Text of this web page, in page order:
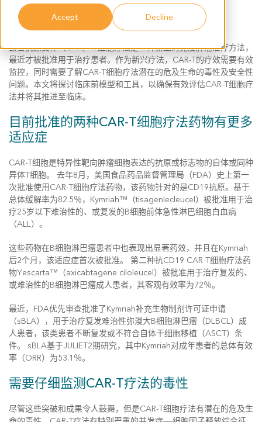
Accept Decline
嵌合抗原受体（CAR）-T细胞疗法是一种新型的免疫肿瘤治疗方法，
最近才被批准用于治疗患者。作为新兴疗法，CAR-T的疗效需要有效
监控，同时需要了解CAR-T细胞疗法潜在的危及生命的毒性及安全性
问题。本文将探讨临床前模型和工具，以确保有效评估CAR-T细胞疗
法并将其推进至临床。
目前批准的两种CAR-T细胞疗法药物有更多
适应症
CAR-T细胞是特异性靶向肿瘤细胞表达的抗原或标志物的自体或同种
异体T细胞。 去年8月，美国食品药品监督管理局（FDA）史上第一
次批准使用CAR-T细胞疗法药物，该药物针对的是CD19抗原。基于
总体缓解率为82.5％，Kymriah™（tisagenlecleucel）被批准用于治
疗25岁以下难治性的、或复发的B细胞前体急性淋巴细胞白血病
（ALL）。
这些药物在B细胞淋巴瘤患者中也表现出显著药效，并且在Kymriah
后2个月，该适应症首次被批准。 第二种抗CD19 CAR-T细胞疗法药
物Yescarta™（axicabtagene ciloleucel）被批准用于治疗复发的、
或难治性的B细胞淋巴瘤成人患者，其客观有效率为72％。
最近，FDA优先审查批准了Kymriah补充生物制剂许可证申请
（sBLA），用于治疗复发难治性弥漫大B细胞淋巴瘤（DLBCL）成
人患者，该类患者不断复发或不符合自体干细胞移植（ASCT）条
件。 sBLA基于JULIET2期研究，其中Kymriah对成年患者的总体有效
率（ORR）为53.1％。
需要仔细监测CAR-T疗法的毒性
尽管这些突破和成果令人鼓舞，但是CAR-T细胞疗法有潜在的危及生